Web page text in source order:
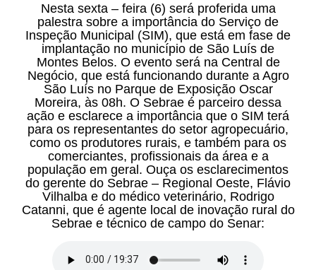
Nesta sexta – feira (6) será proferida uma
palestra sobre a importância do Serviço de
Inspeção Municipal (SIM), que está em fase de
implantação no município de São Luís de
Montes Belos. O evento será na Central de
Negócio, que está funcionando durante a Agro
São Luís no Parque de Exposição Oscar
Moreira, às 08h. O Sebrae é parceiro dessa
ação e esclarece a importância que o SIM terá
para os representantes do setor agropecuário,
como os produtores rurais, e também para os
comerciantes, profissionais da área e a
população em geral. Ouça os esclarecimentos
do gerente do Sebrae – Regional Oeste, Flávio
Vilhalba e do médico veterinário, Rodrigo
Catanni, que é agente local de inovação rural do
Sebrae e técnico de campo do Senar: